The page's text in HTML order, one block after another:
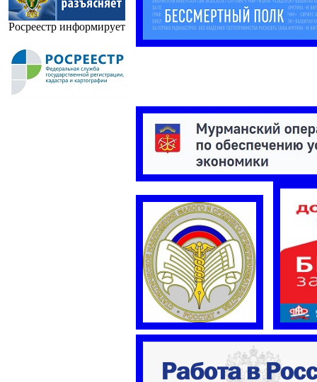
Росреестр информирует